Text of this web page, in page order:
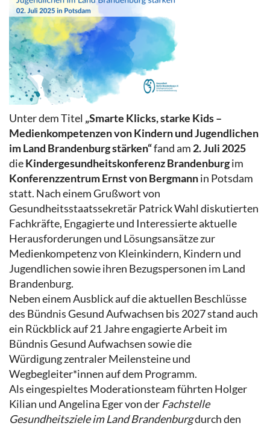
Unter dem Titel „Smarte Klicks, starke Kids –
Medienkompetenzen von Kindern und Jugendlichen
im Land Brandenburg stärken“fand am 2. Juli 2025
dieKindergesundheitskonferenz Brandenburgim
Konferenzzentrum Ernst von Bergmannin Potsdam
statt. Nach einem Grußwort von
Gesundheitsstaatssekretär Patrick Wahl diskutierten
Fachkräfte, Engagierte und Interessierte aktuelle
Herausforderungen und Lösungsansätze zur
Medienkompetenz von Kleinkindern, Kindern und
Jugendlichen sowie ihren Bezugspersonen im Land
Brandenburg.
Neben einem Ausblick auf die aktuellen Beschlüsse
des Bündnis Gesund Aufwachsen bis 2027 stand auch
ein Rückblick auf 21 Jahre engagierte Arbeit im
Bündnis Gesund Aufwachsen sowie die
Würdigung zentraler Meilensteine und
Wegbegleiter*innen auf dem Programm.
Als eingespieltes Moderationsteam führten Holger
Kilian und Angelina Eger von der Fachstelle
Gesundheitsziele im Land Brandenburgdurch den